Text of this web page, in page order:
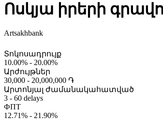
Ոսկյա իրերի
Artsakhbank
Տոկոսադրույք
10.00% - 20.00%
Արժույթներ
30,000 - 20,000,000 ֏
Արտոնյալ ժամանակահատված
3 - 60 delays
ФПТ
12.71% - 21.90%